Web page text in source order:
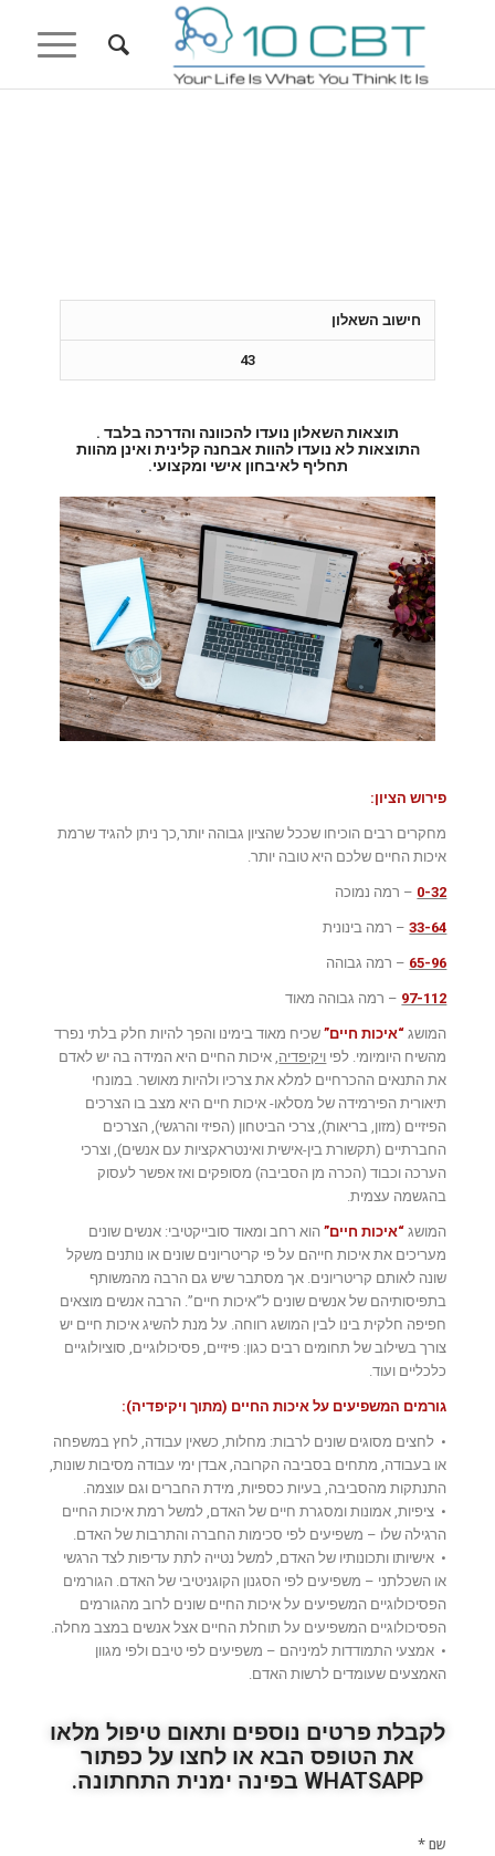
חישוב השאלון
43
תוצאות השאלון נועדו להכוונה והדרכה בלבד .
התוצאות לא נועדו להוות אבחנה קלינית ואינן מהוות
תחליף לאיבחון אישי ומקצועי.
פירוש הציון:
מחקרים רבים הוכיחו שככל שהציון גבוהה יותר,כך ניתן להגיד שרמת
איכות החיים שלכם היא טובה יותר.
0-32 – רמה נמוכה
33-64– רמה בינונית
65-96 – רמה גבוהה
97-112 – רמה גבוהה מאוד
המושג “איכות חיים”שכיח מאוד בימינו והפך להיות חלק בלתי נפרד
מהשיח היומיומי. לפי ויקיפדיה, איכות החיים היא המידה בה יש לאדם
את התנאים ההכרחיים למלא את צרכיו ולהיות מאושר. במונחי
תיאורית הפירמידה של מסלאו- איכות חיים היא מצב בו הצרכים
הפיזיים (מזון, בריאות), צרכי הביטחון (הפיזי והרגשי), הצרכים
החברתיים (תקשורת בין-אישית ואינטראקציות עם אנשים), וצרכי
הערכה וכבוד (הכרה מן הסביבה) מסופקים ואז אפשר לעסוק
בהגשמה עצמית.
המושג “איכות חיים”הוא רחב ומאוד סובייקטיבי: אנשים שונים
מעריכים את איכות חייהם על פי קריטריונים שונים או נותנים משקל
שונה לאותם קריטריונים. אך מסתבר שיש גם הרבה מהמשותף
בתפיסותיהם של אנשים שונים ל”איכות חיים”. הרבה אנשים מוצאים
חפיפה חלקית בינו לבין המושג רווחה. על מנת להשיג איכות חיים יש
צורך בשילוב של תחומים רבים כגון: פיזיים, פסיכולוגיים, סוציולוגיים
כלכליים ועוד.
גורמים המשפיעים על איכות החיים (מתוך ויקיפדיה):
• לחצים מסוגים שונים לרבות: מחלות, כשאין עבודה, לחץ במשפחה
או בעבודה, מתחים בסביבה הקרובה, אבדן ימי עבודה מסיבות שונות,
התנתקות מהסביבה, בעיות כספיות, מידת החברים וגם עוצמה.
• ציפיות, אמונות ומסגרת חיים של האדם, למשל רמת איכות החיים
הרגילה שלו – משפיעים לפי סכימות החברה והתרבות של האדם.
• אישיותו ותכונותיו של האדם, למשל נטייה לתת עדיפות לצד הרגשי
או השכלתני – משפיעים לפי הסגנון הקוגניטיבי של האדם. הגורמים
הפסיכולוגיים המשפיעים על איכות החיים שונים לרוב מהגורמים
הפסיכולוגיים המשפיעים על תוחלת החיים אצל אנשים במצב מחלה.
• אמצעי התמודדות למיניהם – משפיעים לפי טיבם ולפי מגוון
האמצעים שעומדים לרשות האדם.
לקבלת פרטים נוספים ותאום טיפול מלאו
את הטופס הבא או לחצו על כפתור
WHATSAPP בפינה ימנית התחתונה.
שם*